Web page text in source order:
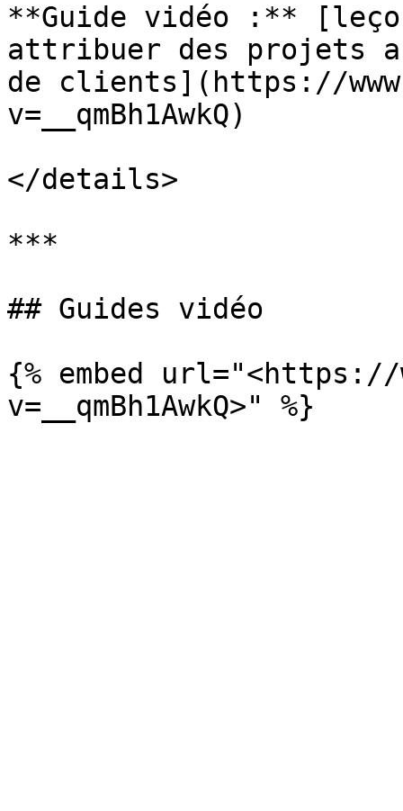
**Guide vidéo :**
attribuer des projets
de clients](https://
v=__qmBh1AwkQ)
</details>
***
## Guides vidéo
{% embed url="<https://